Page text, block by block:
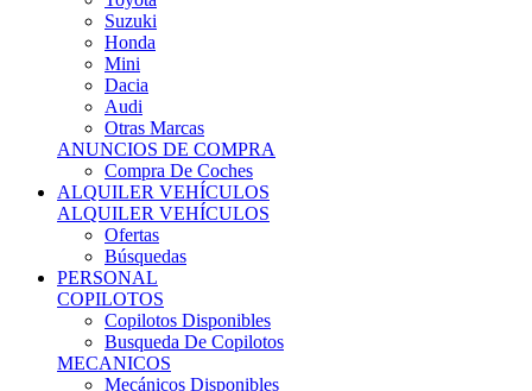
Honda
Mini
Dacia
Audi
Otras Marcas
ANUNCIOS DE COMPRA
Compra De Coches
ALQUILER VEHÍCULOS
ALQUILER VEHÍCULOS
Ofertas
Búsquedas
PERSONAL
COPILOTOS
Copilotos Disponibles
Busqueda De Copilotos
MECANICOS
Mecánicos Disponibles
Búsqueda De Mecánicos